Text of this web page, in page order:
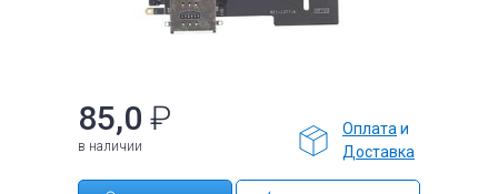
85,0 ₽
в наличии
Оплата и
Доставка